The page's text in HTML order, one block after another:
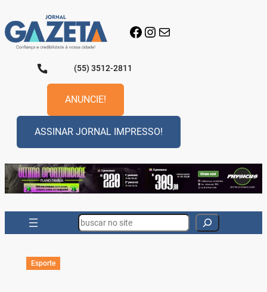
para
o
conteúdo
Facebook
Instagram
E-mail
(55) 3512-2811
ANUNCIE!
ASSINAR JORNAL IMPRESSO!
Search
Esporte